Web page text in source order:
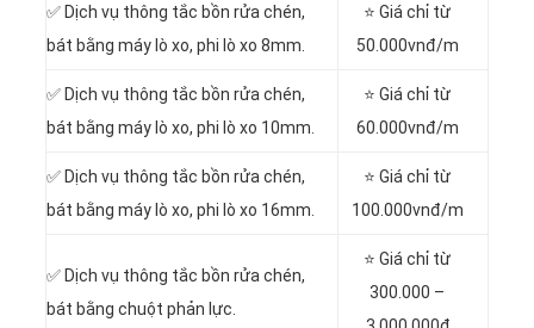
✅ Dịch vụ thông tắc bồn rửa chén,
bát bằng máy lò xo, phi lò xo 8mm.
⭐ Giá chỉ từ
50.000vnđ/m
✅ Dịch vụ thông tắc bồn rửa chén,
bát bằng máy lò xo, phi lò xo 10mm.
⭐ Giá chỉ từ
60.000vnđ/m
✅ Dịch vụ thông tắc bồn rửa chén,
bát bằng máy lò xo, phi lò xo 16mm.
⭐ Giá chỉ từ
100.000vnđ/m
✅ Dịch vụ thông tắc bồn rửa chén,
bát bằng chuột phản lực.
⭐ Giá chỉ từ
300.000 –